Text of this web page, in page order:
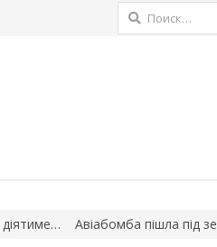
Найти:
пішла під землю на 10